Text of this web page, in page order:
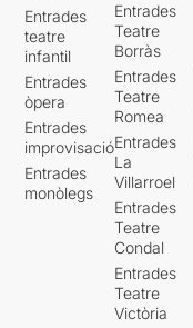
Entrades
teatre
infantil
Entrades
òpera
Entrades
improvisació
Entrades
monòlegs
Entrades
Teatre
Borràs
Entrades
Teatre
Romea
Entrades
La
Villarroel
Entrades
Teatre
Condal
Entrades
Teatre
Victòria